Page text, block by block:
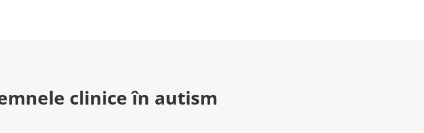
clinice în autism